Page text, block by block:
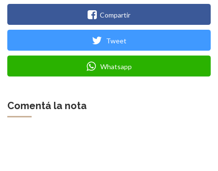
Compartir
Tweet
Whatsapp
Comentá la nota